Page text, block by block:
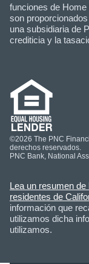
funciones de Home
son
una subsidiaria de
crediticia y la
©2026 The PNC
derechos reservados.
PNC Bank, National
Lea un resumen
residentes de
información que
utilizamos dicha
utilizamos.